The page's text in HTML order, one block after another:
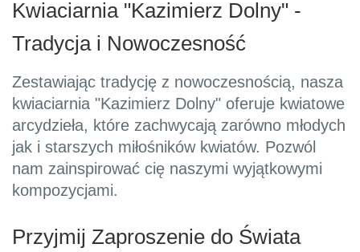
Kwiaciarnia "Kazimierz Dolny" -
Tradycja i Nowoczesność
Zestawiając tradycję z nowoczesnością, nasza
kwiaciarnia "Kazimierz Dolny" oferuje kwiatowe
arcydzieła, które zachwycają zarówno młodych
jak i starszych miłośników kwiatów. Pozwól
nam zainspirować cię naszymi wyjątkowymi
kompozycjami.
Przyjmij Zaproszenie do Świata